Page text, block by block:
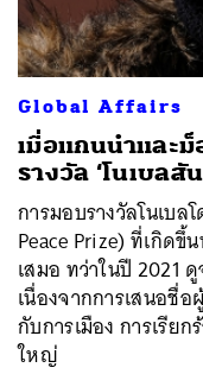
Global Affairs
เมื่อแกนนำและ
รางวัล ‘โนเบลสั
การมอบรางวัลโนเบ
Peace Prize) ที่เกิด
เสมอ ทว่าในปี 2021
เนื่องจากการเสนอชื่
กับการเมือง การเรีย
ใหญ่